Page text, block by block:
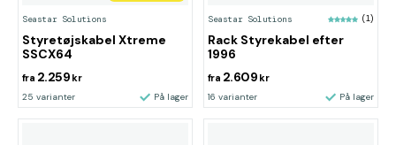
Seastar Solutions
Styretøjskabel Xtreme
SSCX64
fra 2.259 kr
25 varianter På lager
Seastar Solutions (1)
Rack Styrekabel efter
1996
fra 2.609 kr
16 varianter På lager